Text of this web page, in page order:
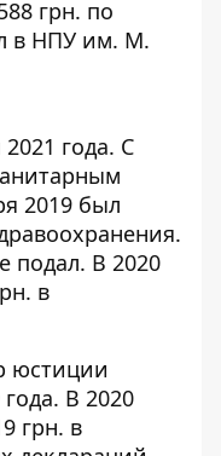
грн. по
в НПУ им. М.
года. С
2019 был
подал. В 2020
в
юстиции
В 2020
грн. в